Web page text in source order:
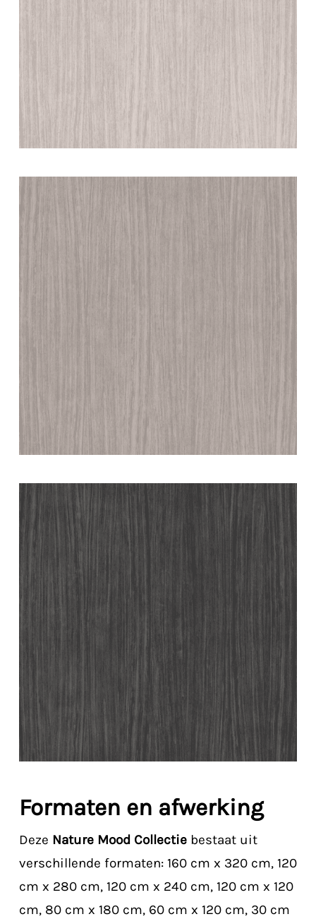
Formaten en afwerking
Deze Nature Mood Collectie bestaat uit
verschillende formaten: 160 cm x 320 cm, 120
cm x 280 cm, 120 cm x 240 cm, 120 cm x 120
cm, 80 cm x 180 cm, 60 cm x 120 cm, 30 cm